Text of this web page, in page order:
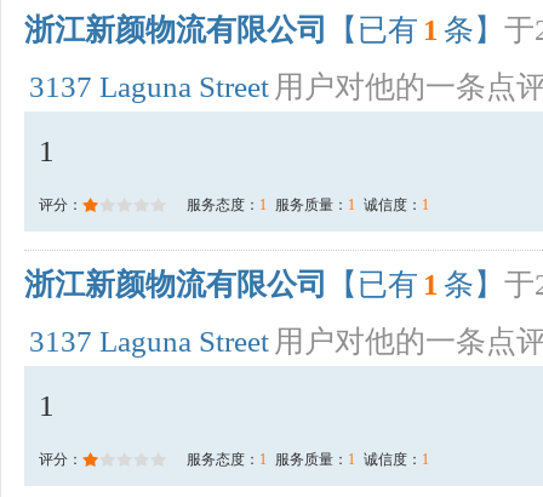
浙江新颜物流有限公司 【已有 1 条】 于
3137 Laguna Street 用户对他的一条点
1
评分： 服务态度： 1 服务质量： 1 诚信度： 1
浙江新颜物流有限公司 【已有 1 条】 于
3137 Laguna Street 用户对他的一条点
1
评分： 服务态度： 1 服务质量： 1 诚信度： 1